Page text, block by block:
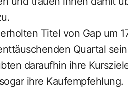
Titel von Gap um
Quartal
daraufhin ihre
ihre Kaufempfehlung.